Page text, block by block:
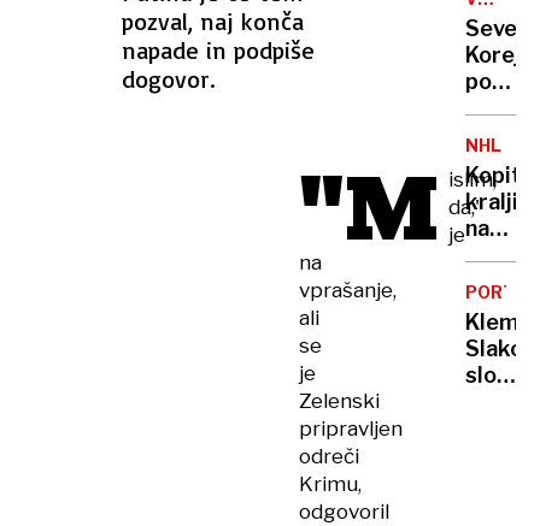
pozval, naj konča
napade in podpiše
dogovor.
"M islim,
da,"
je
na
vprašanje,
ali
se
je
Zelenski
pripravljen
odreči
Krimu,
odgovoril
oblika
V
Koreja
v
Rusijo
NHL
kralji
na
četrti
tekmi
s 3:1